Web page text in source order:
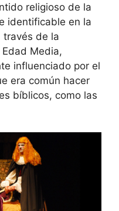
religioso de la
identificable en la
través de la
Media,
influenciado por el
era común hacer
bíblicos, como las